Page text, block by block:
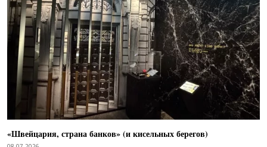
«Швейцария, страна банков» (и кисельных берегов)